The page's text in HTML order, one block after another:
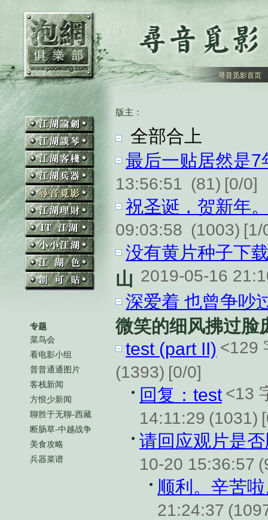
寻音觅影首页
专题
菜鸟会
看电影小组
普普通通图片
客栈新闻
方恨少新闻
聊胜于无聊-西藏
断肠草-中越战争
美食攻略
兵器菜谱
版主：
全部合上
最后一贴居然是7
13:56:51 (81) [0/0]
祝圣诞，贺新年
09:03:58 (1003) [1/
没有黄片种子下
山 2019-05-16
深爱着 也曾争吵
微笑的细风拂过脸
test (part II) <129
(1393) [0/0]
回复：test <13
14:11:29 (1031)
请回应观片是
10-20 15:36:57
顺利。辛苦
21:24:37